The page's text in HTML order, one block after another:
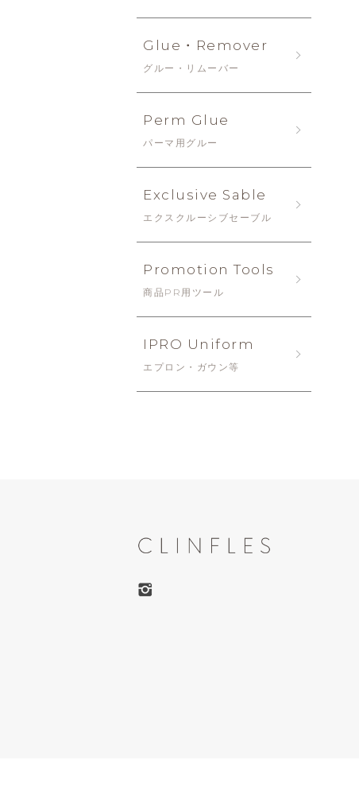
Glue・Remover
グルー・リムーバー
Perm Glue
パーマ用グルー
Exclusive Sable
エクスクルーシブセーブル
Promotion Tools
商品PR用ツール
IPRO Uniform
エプロン・ガウン等